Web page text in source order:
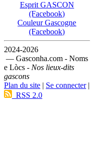
Esprit GASCON
(Facebook)
Couleur Gascogne
(Facebook)
2024-2026
— Gasconha.com - Noms
e Lòcs - Nos lieux-dits
gascons
Plan du site | Se connecter|
RSS 2.0